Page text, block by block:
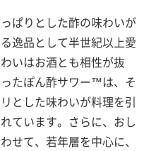
ぱりとした酢の味わいが
逸品として半世紀以上愛
いはお酒とも相性が抜
たぽん酢サワー™は、そ
とした味わいが料理を引
ています。さらに、おし
せて、若年層を中心に、